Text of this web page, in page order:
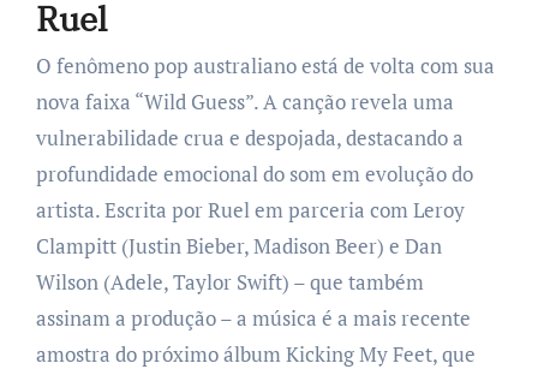
Ruel
O fenômeno pop australiano está de volta com sua
nova faixa “Wild Guess”. A canção revela uma
vulnerabilidade crua e despojada, destacando a
profundidade emocional do som em evolução do
artista. Escrita por Ruel em parceria com Leroy
Clampitt (Justin Bieber, Madison Beer) e Dan
Wilson (Adele, Taylor Swift) – que também
assinam a produção – a música é a mais recente
amostra do próximo álbum Kicking My Feet, que